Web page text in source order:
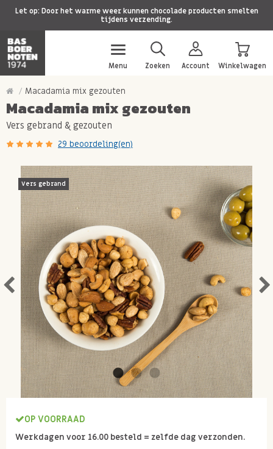
Let op: Door het warme weer kunnen chocolade producten smelten
tijdens verzending.
Menu Zoeken Account Winkelwagen
Macadamia mix gezouten
Macadamia mix gezouten
Vers gebrand & gezouten
29 beoordeling(en)
Vers gebrand
OP VOORRAAD
Werkdagen voor 16.00 besteld = zelfde dag verzonden.